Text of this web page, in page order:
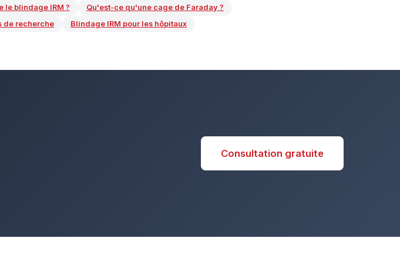
le blindage IRM ?
Qu'est-ce qu'une cage de Faraday ?
de recherche
Blindage IRM pour les hôpitaux
Consultation gratuite